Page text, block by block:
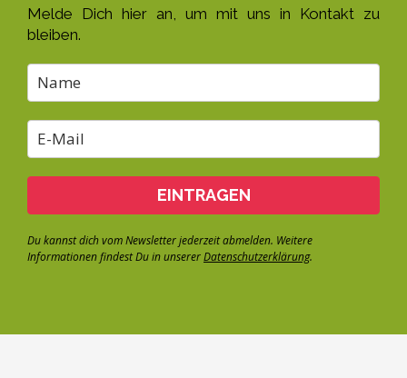
Melde Dich hier an, um mit uns in Kontakt zu
bleiben.
EINTRAGEN
Du kannst dich vom Newsletter jederzeit abmelden. Weitere
Informationen findest Du in unsererDatenschutzerklärung.